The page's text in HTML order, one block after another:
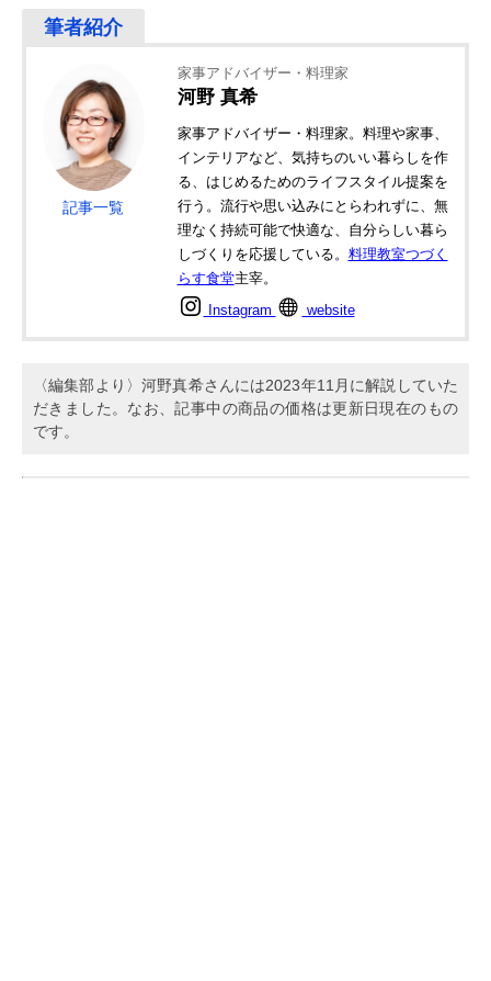
記事一覧
家事アドバイザー・料理家
河野 真希
家事アドバイザー・料理家。料理や家事、
インテリアなど、気持ちのいい暮らしを作
る、はじめるためのライフスタイル提案を
行う。流行や思い込みにとらわれずに、無
理なく持続可能で快適な、自分らしい暮ら
しづくりを応援している。 料理教室つづく
らす食堂主宰。
Instagram website
〈編集部より〉河野真希さんには2023年11月に解説していた
だきました。なお、記事中の商品の価格は更新日現在のもの
です。